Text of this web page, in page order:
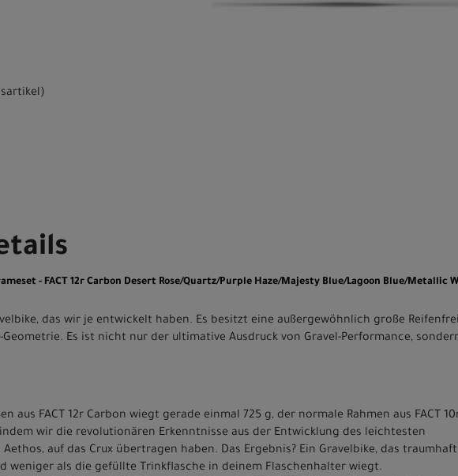
)
- FACT 12r Carbon Desert Rose/Quartz/Purple Haze/Majesty Blue/Lagoon Blue/Metallic
das wir je entwickelt haben. Es besitzt eine außergewöhnlich große
Es ist nicht nur der ultimative Ausdruck von Gravel-Performance,
aus FACT 12r Carbon wiegt gerade einmal 725 g, der normale Rahmen aus FACT
wir die revolutionären Erkenntnisse aus der Entwicklung des leichtesten
auf das Crux übertragen haben. Das Ergebnis? Ein Gravelbike, das
weniger als die gefüllte Trinkflasche in deinem Flaschenhalter wiegt.